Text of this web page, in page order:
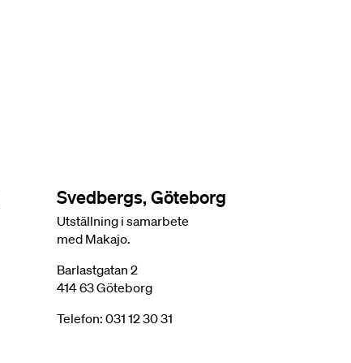
Svedbergs, Göteborg
Utställning i samarbete
med Makajo.
Barlastgatan 2
414 63 Göteborg
Telefon: 031 12 30 31